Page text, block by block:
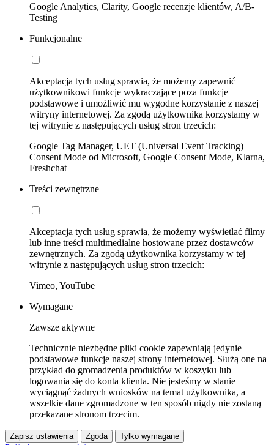
Google Analytics, Clarity, Google recenzje klientów, A/B-
Testing
Funkcjonalne
Akceptacja tych usług sprawia, że możemy zapewnić
użytkownikowi funkcje wykraczające poza funkcje
podstawowe i umożliwić mu wygodne korzystanie z naszej
witryny internetowej. Za zgodą użytkownika korzystamy w
tej witrynie z następujących usług stron trzecich:
Google Tag Manager, UET (Universal Event Tracking)
Consent Mode od Microsoft, Google Consent Mode, Klarna,
Freshchat
Treści zewnętrzne
Akceptacja tych usług sprawia, że możemy wyświetlać filmy
lub inne treści multimedialne hostowane przez dostawców
zewnętrznych. Za zgodą użytkownika korzystamy w tej
witrynie z następujących usług stron trzecich:
Vimeo, YouTube
Wymagane
Zawsze aktywne
Technicznie niezbędne pliki cookie zapewniają jedynie
podstawowe funkcje naszej strony internetowej. Służą one na
przykład do gromadzenia produktów w koszyku lub
logowania się do konta klienta. Nie jesteśmy w stanie
wyciągnąć żadnych wniosków na temat użytkownika, a
wszelkie dane zgromadzone w ten sposób nigdy nie zostaną
przekazane stronom trzecim.
Zapisz ustawienia Zgoda Tylko wymagane